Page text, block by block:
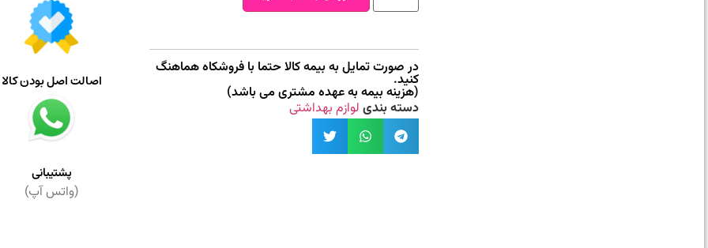
در صورت تمایل به بیمه کالا حتما با فروشکاه هماهنگ
کنید.
(هزینه بیمه به عهده مشتری می باشد)
دسته بندی لوازم بهداشتی
اصالت اصل بودن کالا
پشتیبانی
(واتس آپ)